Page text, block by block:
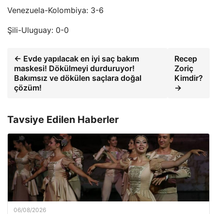
Venezuela-Kolombiya: 3-6
Şili-Uluguay: 0-0
← Evde yapılacak en iyi saç bakım
maskesi! Dökülmeyi durduruyor!
Bakımsız ve dökülen saçlara doğal
çözüm!
Recep
Zoriç
Kimdir?
→
Tavsiye Edilen Haberler
06/08/2026